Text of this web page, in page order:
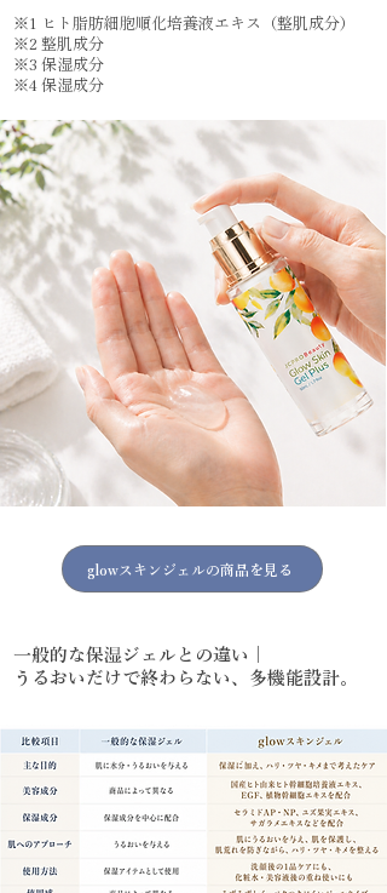
キメの整った、なめらかでやわらかな肌印象を保
ちたい方に取り入れたい保湿成分です。
紫外線や冷房、室内外の温度差など、真夏の環境に
よってごわつきやキメの乱れが気になる肌を、う
るおいでなめらかに整えます。
ハリとツヤを与え、キメの整った、明るく澄んだ
肌印象を目指したい方に取り入れたい植物由来の
美容成分です。
※明るく澄んだ肌印象とは、うるおいによってキ
メが整った肌の印象です。
※1 ヒト脂肪細胞順化培養液エキス（整肌成分）
※2 整肌成分
※3 保湿成分
※4 保湿成分
glowスキンジェルの商品を見る
一般的な保湿ジェルとの違い｜
うるおいだけで終わらない、多機能設計。